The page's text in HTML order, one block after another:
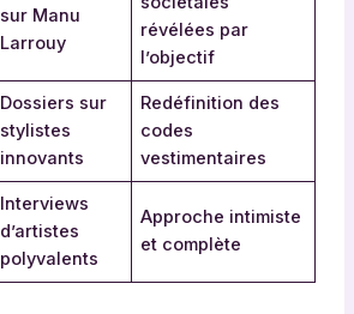
sur Manu
Larrouy
révélées par
l’objectif
Dossiers sur
stylistes
innovants
Redéfinition des
codes
vestimentaires
Interviews
d’artistes
polyvalents
Approche intimiste
et complète